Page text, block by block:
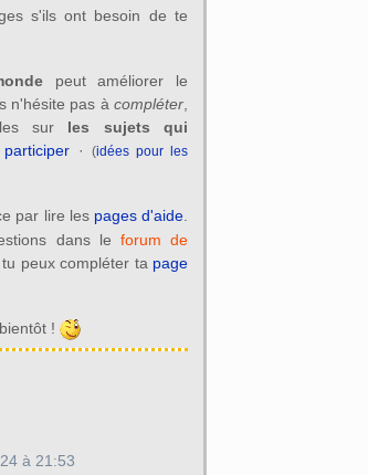
s'ils ont besoin de te
peut améliorer le
n'hésite pas à compléter,
sur les sujets qui
· (idées pour les
par lire les pages d'aide.
dans le forum de
tu peux compléter ta page
!
à 21:53